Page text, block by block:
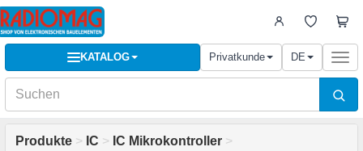
KATALOG Privatkunde DE
Produkte > IC > IC Mikrokontroller >